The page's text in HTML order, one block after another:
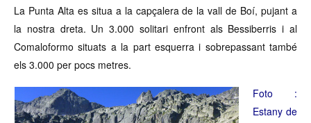
La Punta Alta es situa a la capçalera de la vall de Boí, pujant a
la nostra dreta. Un 3.000 solitari enfront als Bessiberris i al
Comaloformo situats a la part esquerra i sobrepassant també
els 3.000 per pocs metres.
Foto :
Estany de